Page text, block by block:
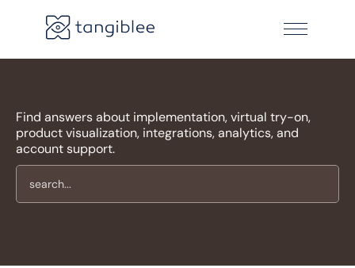
Find answers about implementation, virtual try-on,
product visualization, integrations, analytics, and
account support.